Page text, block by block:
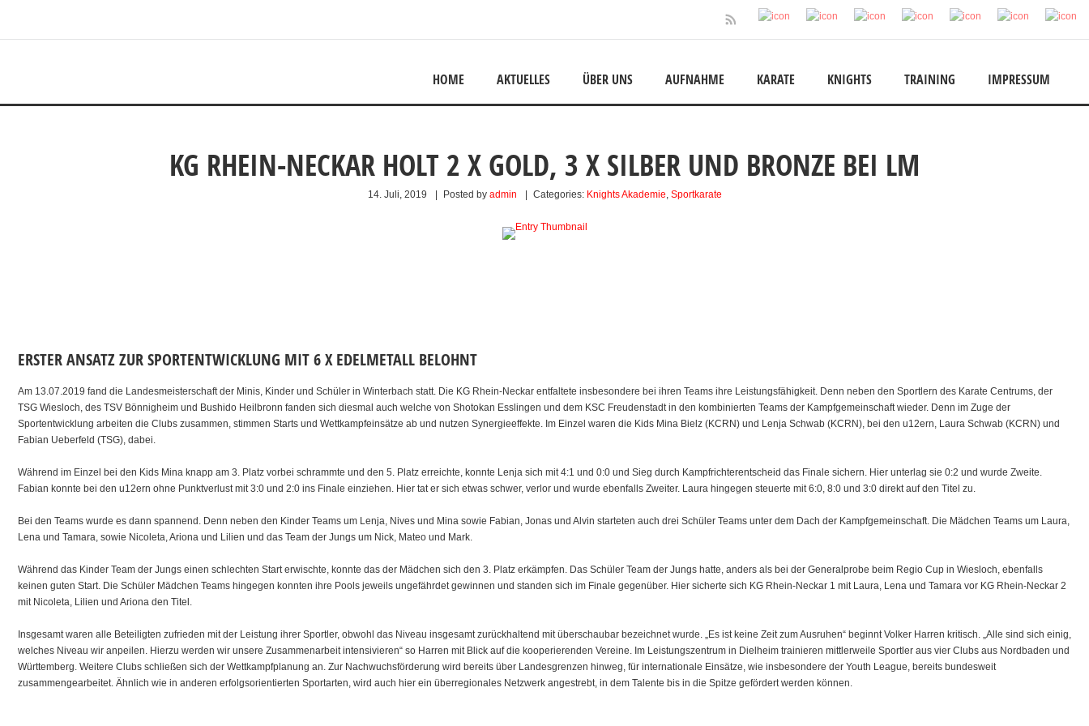
HOME AKTUELLES ÜBER UNS AUFNAHME KARATE KNIGHTS TRAINING IMPRESSUM
KG RHEIN-NECKAR HOLT 2 X GOLD, 3 X SILBER UND BRONZE BEI LM
14. Juli, 2019 Posted by admin Categories: Knights Akademie, Sportkarate
ERSTER ANSATZ ZUR SPORTENTWICKLUNG MIT 6 X EDELMETALL BELOHNT
Am 13.07.2019 fand die Landesmeisterschaft der Minis, Kinder und Schüler in Winterbach statt. Die KG Rhein-Neckar entfaltete insbesondere bei ihren Teams ihre Leistungsfähigkeit. Denn neben den Sportlern des Karate Centrums, der
TSG Wiesloch, des TSV Bönnigheim und Bushido Heilbronn fanden sich diesmal auch welche von Shotokan Esslingen und dem KSC Freudenstadt in den kombinierten Teams der Kampfgemeinschaft wieder. Denn im Zuge der
Sportentwicklung arbeiten die Clubs zusammen, stimmen Starts und Wettkampfeinsätze ab und nutzen Synergieeffekte. Im Einzel waren die Kids Mina Bielz (KCRN) und Lenja Schwab (KCRN), bei den u12ern, Laura Schwab (KCRN) und
Fabian Ueberfeld (TSG), dabei.
Während im Einzel bei den Kids Mina knapp am 3. Platz vorbei schrammte und den 5. Platz erreichte, konnte Lenja sich mit 4:1 und 0:0 und Sieg durch Kampfrichterentscheid das Finale sichern. Hier unterlag sie 0:2 und wurde Zweite.
Fabian konnte bei den u12ern ohne Punktverlust mit 3:0 und 2:0 ins Finale einziehen. Hier tat er sich etwas schwer, verlor und wurde ebenfalls Zweiter. Laura hingegen steuerte mit 6:0, 8:0 und 3:0 direkt auf den Titel zu.
Bei den Teams wurde es dann spannend. Denn neben den Kinder Teams um Lenja, Nives und Mina sowie Fabian, Jonas und Alvin starteten auch drei Schüler Teams unter dem Dach der Kampfgemeinschaft. Die Mädchen Teams um Laura,
Lena und Tamara, sowie Nicoleta, Ariona und Lilien und das Team der Jungs um Nick, Mateo und Mark.
Während das Kinder Team der Jungs einen schlechten Start erwischte, konnte das der Mädchen sich den 3. Platz erkämpfen. Das Schüler Team der Jungs hatte, anders als bei der Generalprobe beim Regio Cup in Wiesloch, ebenfalls
keinen guten Start. Die Schüler Mädchen Teams hingegen konnten ihre Pools jeweils ungefährdet gewinnen und standen sich im Finale gegenüber. Hier sicherte sich KG Rhein-Neckar 1 mit Laura, Lena und Tamara vor KG Rhein-Neckar 2
mit Nicoleta, Lilien und Ariona den Titel.
Insgesamt waren alle Beteiligten zufrieden mit der Leistung ihrer Sportler, obwohl das Niveau insgesamt zurückhaltend mit überschaubar bezeichnet wurde. „Es ist keine Zeit zum Ausruhen“ beginnt Volker Harren kritisch. „Alle sind sich einig,
welches Niveau wir anpeilen. Hierzu werden wir unsere Zusammenarbeit intensivieren“ so Harren mit Blick auf die kooperierenden Vereine. Im Leistungszentrum in Dielheim trainieren mittlerweile Sportler aus vier Clubs aus Nordbaden und
Württemberg. Weitere Clubs schließen sich der Wettkampfplanung an. Zur Nachwuchsförderung wird bereits über Landesgrenzen hinweg, für internationale Einsätze, wie insbesondere der Youth League, bereits bundesweit
zusammengearbeitet. Ähnlich wie in anderen erfolgsorientierten Sportarten, wird auch hier ein überregionales Netzwerk angestrebt, in dem Talente bis in die Spitze gefördert werden können.